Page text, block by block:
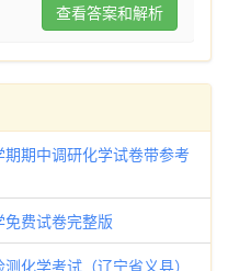
查看答案和解析
期中调研化学试卷带参考
费试卷完整版
化学考试（辽宁省义县）